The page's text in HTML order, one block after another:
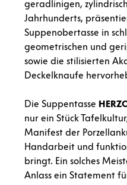
geradlinigen,
Jahrhunderts,
Suppenobertasse in
geometrischen und
sowie die stilisierten
Deckelknaufe
Die Suppentasse
nur ein Stück
Manifest der
Handarbeit und
bringt. Ein solches
Anlass ein Statement